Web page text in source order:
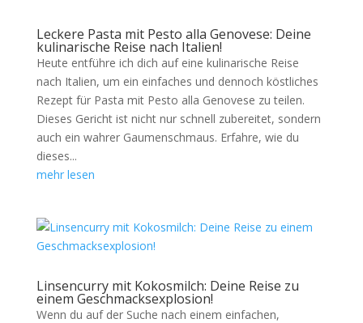
Leckere Pasta mit Pesto alla Genovese: Deine
kulinarische Reise nach Italien!
Heute entführe ich dich auf eine kulinarische Reise
nach Italien, um ein einfaches und dennoch köstliches
Rezept für Pasta mit Pesto alla Genovese zu teilen.
Dieses Gericht ist nicht nur schnell zubereitet, sondern
auch ein wahrer Gaumenschmaus. Erfahre, wie du
dieses...
mehr lesen
Linsencurry mit Kokosmilch: Deine Reise zu
einem Geschmacksexplosion!
Wenn du auf der Suche nach einem einfachen,